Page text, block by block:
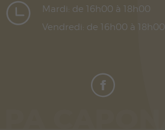
Mardi: de 16h00 à 18h00
Vendredi: de 16h00 à 18h00